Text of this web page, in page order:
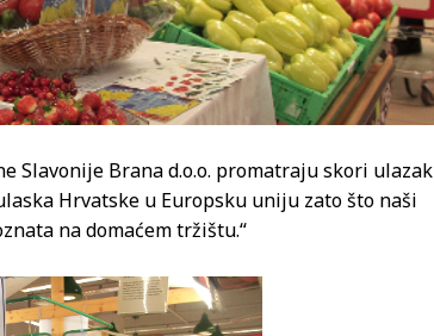
Slavonije Brana d.o.o. promatraju skori ulazak
Hrvatske u Europsku uniju zato što naši
na domaćem tržištu.“